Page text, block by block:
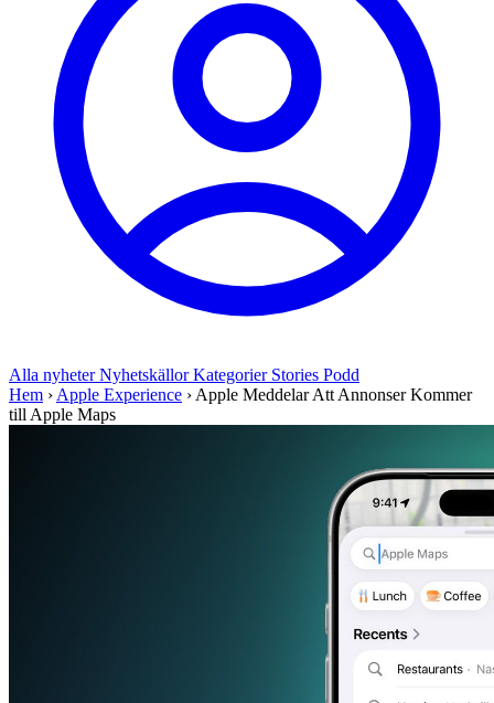
Alla nyheterNyhetskällorKategorier Stories Podd
Hem › Apple Experience › Apple Meddelar Att Annonser Kommer
till Apple Maps